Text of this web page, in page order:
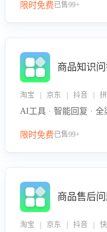
限时免费已售99+
商品知识
淘宝 | 京东 | 抖音 | 拼
AI工具 · 智能回复 ·
限时免费已售99+
商品售后
淘宝 | 京东 | 抖音 | 快